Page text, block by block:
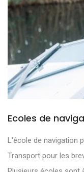
Ecoles de
L'école de navigation
Transport pour les